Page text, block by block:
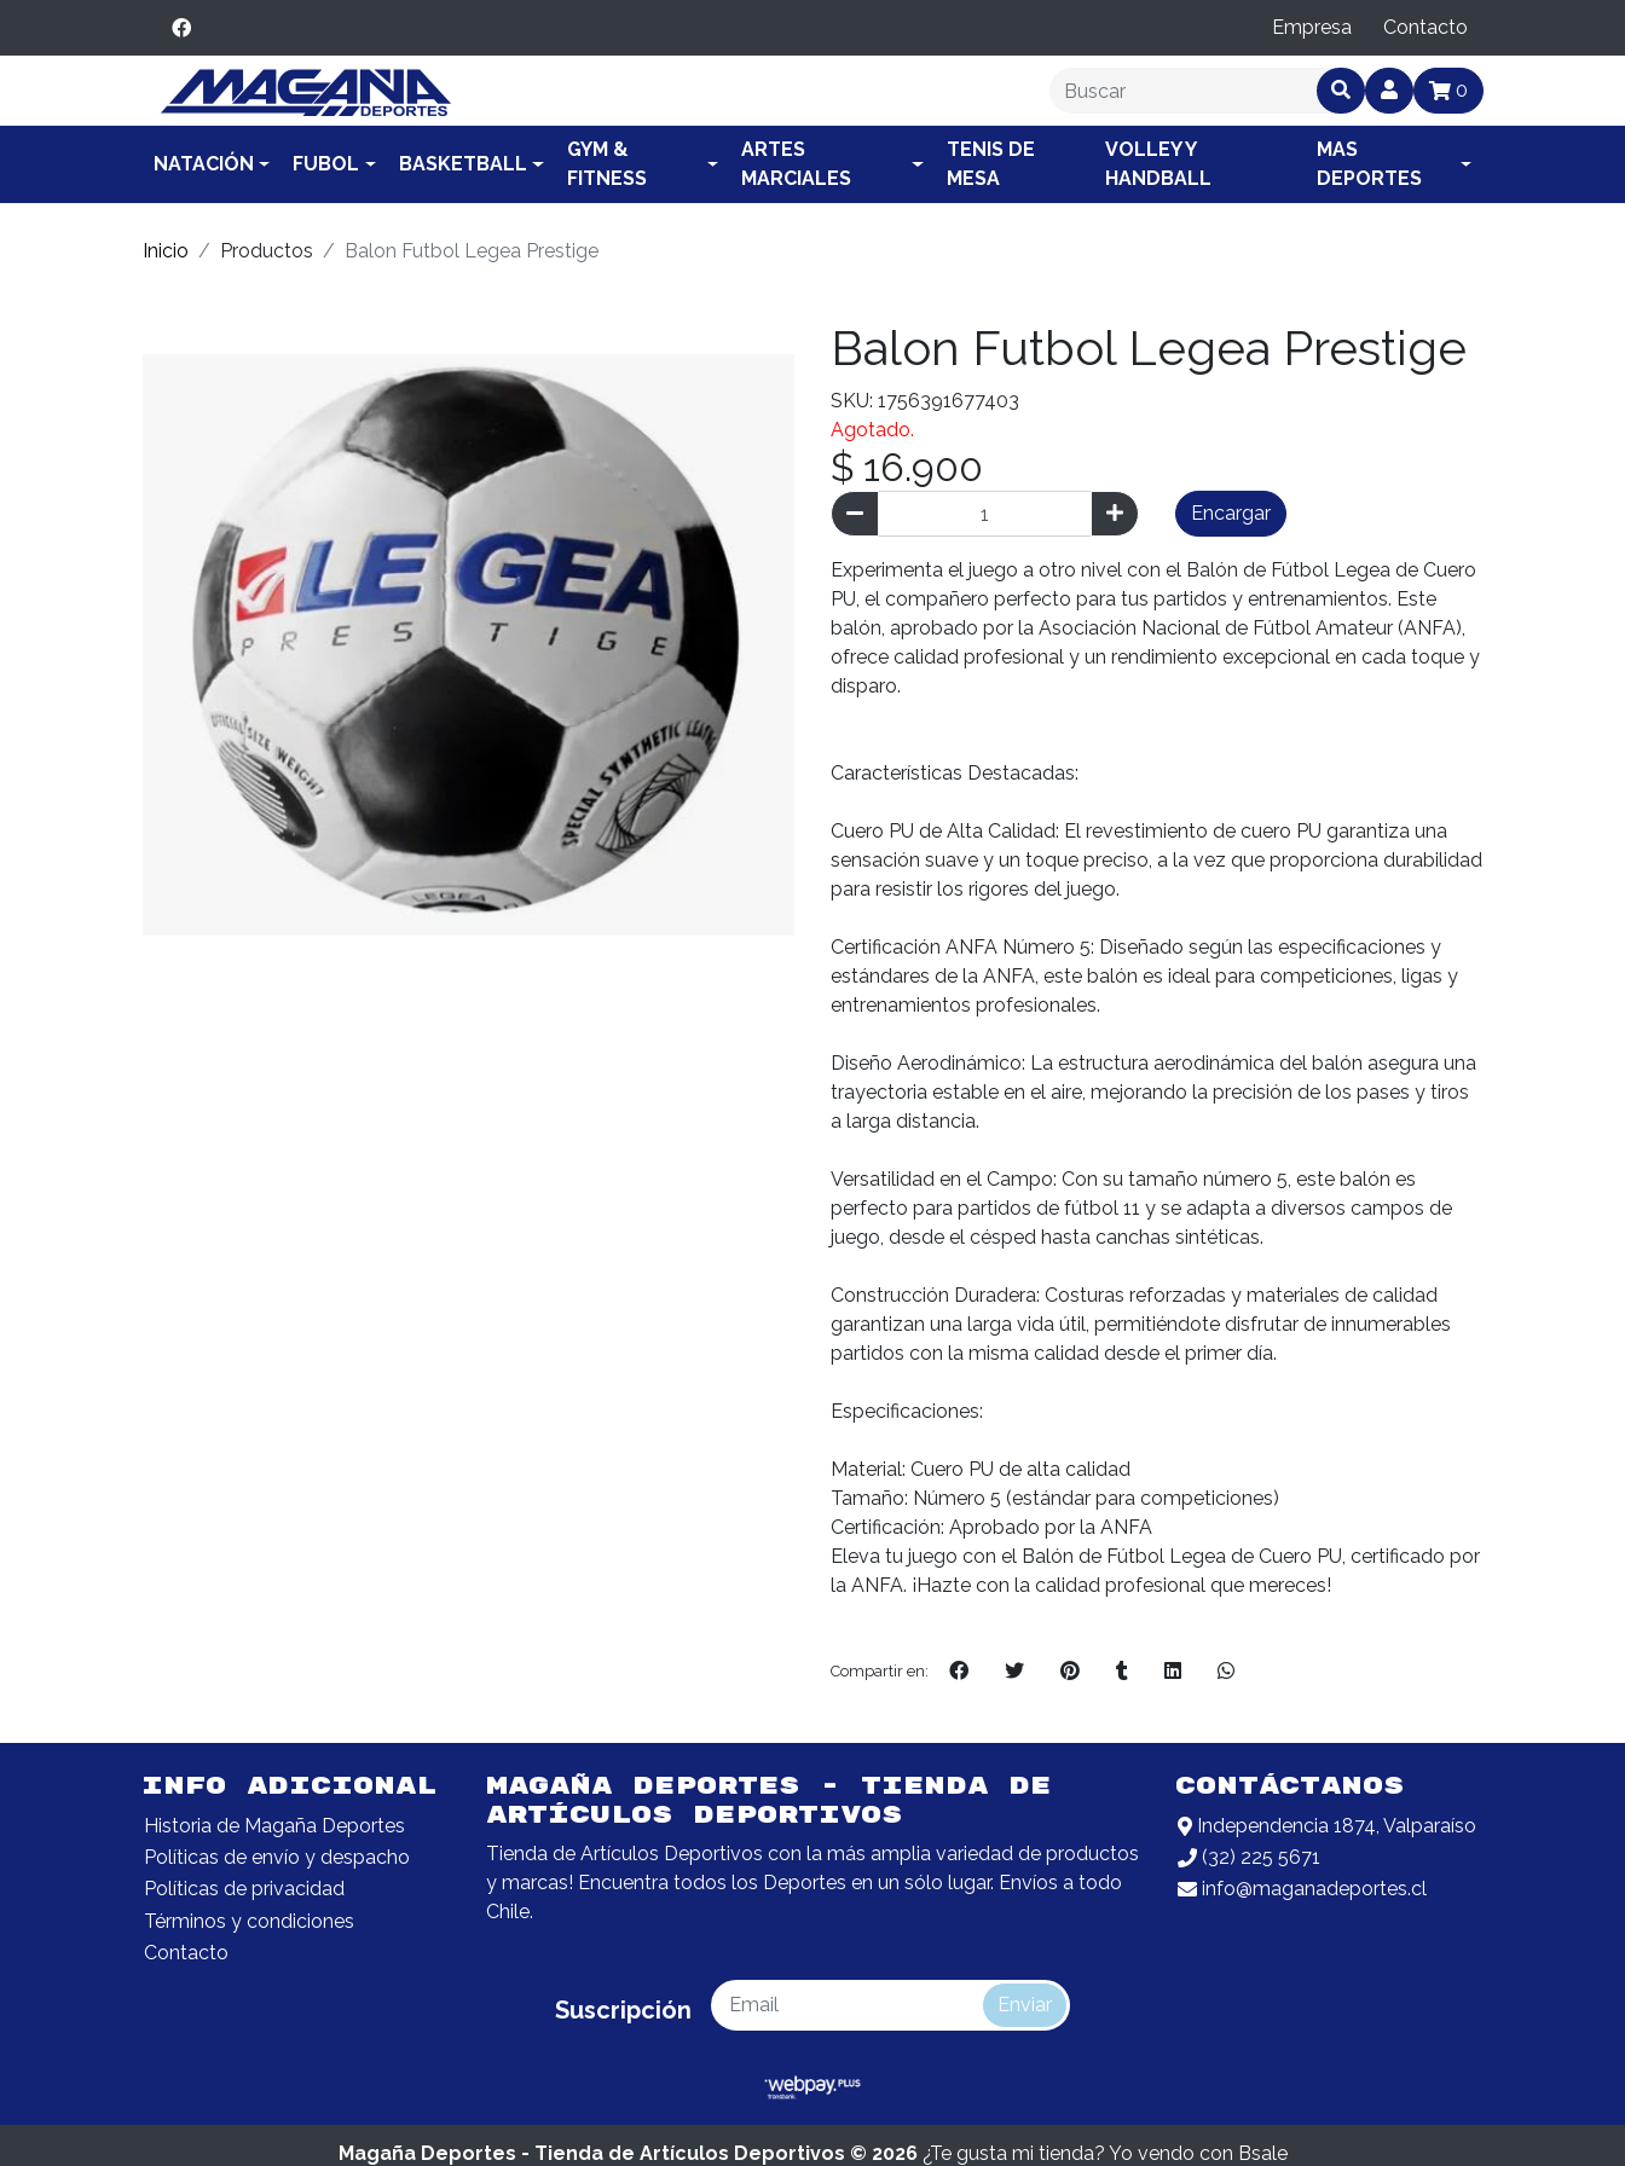
Empresa Contacto
0
NATACIÓN FUBOL BASKETBALL
GYM &
FITNESS
ARTES
MARCIALES
TENIS DE
MESA
VOLLEY Y
HANDBALL
MAS
DEPORTES
Inicio Productos Balon Futbol Legea Prestige
Balon Futbol Legea Prestige
SKU: 1756391677403
Agotado.
$ 16.900
Encargar
Experimenta el juego a otro nivel con el Balón de Fútbol Legea de Cuero
PU, el compañero perfecto para tus partidos y entrenamientos. Este
balón, aprobado por la Asociación Nacional de Fútbol Amateur (ANFA),
ofrece calidad profesional y un rendimiento excepcional en cada toque y
disparo.
Características Destacadas:
Cuero PU de Alta Calidad: El revestimiento de cuero PU garantiza una
sensación suave y un toque preciso, a la vez que proporciona durabilidad
para resistir los rigores del juego.
Certificación ANFA Número 5: Diseñado según las especificaciones y
estándares de la ANFA, este balón es ideal para competiciones, ligas y
entrenamientos profesionales.
Diseño Aerodinámico: La estructura aerodinámica del balón asegura una
trayectoria estable en el aire, mejorando la precisión de los pases y tiros
a larga distancia.
Versatilidad en el Campo: Con su tamaño número 5, este balón es
perfecto para partidos de fútbol 11 y se adapta a diversos campos de
juego, desde el césped hasta canchas sintéticas.
Construcción Duradera: Costuras reforzadas y materiales de calidad
garantizan una larga vida útil, permitiéndote disfrutar de innumerables
partidos con la misma calidad desde el primer día.
Especificaciones:
Material: Cuero PU de alta calidad
Tamaño: Número 5 (estándar para competiciones)
Certificación: Aprobado por la ANFA
Eleva tu juego con el Balón de Fútbol Legea de Cuero PU, certificado por
la ANFA. ¡Hazte con la calidad profesional que mereces!
Compartir en:
INFO ADICIONAL
Historia de Magaña Deportes
Políticas de envío y despacho
Políticas de privacidad
Términos y condiciones
Contacto
MAGAÑA DEPORTES - TIENDA DE
ARTÍCULOS DEPORTIVOS
Tienda de Artículos Deportivos con la más amplia variedad de productos
y marcas! Encuentra todos los Deportes en un sólo lugar. Envíos a todo
Chile.
CONTÁCTANOS
Independencia 1874, Valparaíso
(32) 225 5671
info@maganadeportes.cl
Suscripción Enviar
Magaña Deportes - Tienda de Artículos Deportivos © 2026¿Te gusta mi tienda? Yo vendo con Bsale